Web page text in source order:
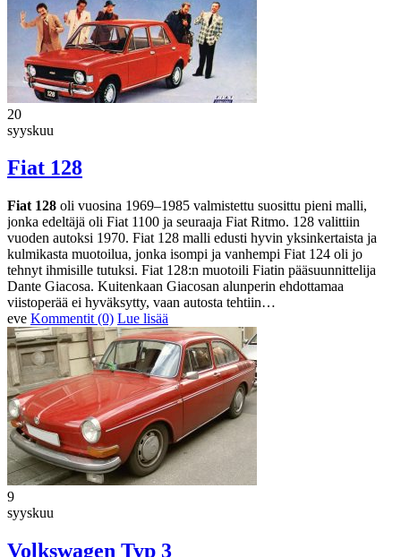
20
syyskuu
Fiat 128
Fiat 128 oli vuosina 1969–1985 valmistettu suosittu pieni malli,
jonka edeltäjä oli Fiat 1100 ja seuraaja Fiat Ritmo. 128 valittiin
vuoden autoksi 1970. Fiat 128 malli edusti hyvin yksinkertaista ja
kulmikasta muotoilua, jonka isompi ja vanhempi Fiat 124 oli jo
tehnyt ihmisille tutuksi. Fiat 128:n muotoili Fiatin pääsuunnittelija
Dante Giacosa. Kuitenkaan Giacosan alunperin ehdottamaa
viistoperää ei hyväksytty, vaan autosta tehtiin…
eve Kommentit (0) Lue lisää
9
syyskuu
Volkswagen Typ 3